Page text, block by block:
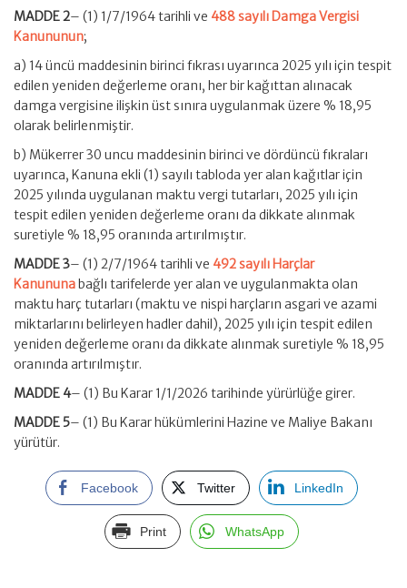
MADDE 2– (1) 1/7/1964 tarihli ve 488 sayılı Damga Vergisi
Kanununun;
a) 14 üncü maddesinin birinci fıkrası uyarınca 2025 yılı için tespit
edilen yeniden değerleme oranı, her bir kağıttan alınacak
damga vergisine ilişkin üst sınıra uygulanmak üzere % 18,95
olarak belirlenmiştir.
b) Mükerrer 30 uncu maddesinin birinci ve dördüncü fıkraları
uyarınca, Kanuna ekli (1) sayılı tabloda yer alan kağıtlar için
2025 yılında uygulanan maktu vergi tutarları, 2025 yılı için
tespit edilen yeniden değerleme oranı da dikkate alınmak
suretiyle % 18,95 oranında artırılmıştır.
MADDE 3– (1) 2/7/1964 tarihli ve 492 sayılı Harçlar
Kanununabağlı tarifelerde yer alan ve uygulanmakta olan
maktu harç tutarları (maktu ve nispi harçların asgari ve azami
miktarlarını belirleyen hadler dahil), 2025 yılı için tespit edilen
yeniden değerleme oranı da dikkate alınmak suretiyle % 18,95
oranında artırılmıştır.
MADDE 4– (1) Bu Karar 1/1/2026 tarihinde yürürlüğe girer.
MADDE 5– (1) Bu Karar hükümlerini Hazine ve Maliye Bakanı
yürütür.
Facebook Twitter LinkedIn
Print WhatsApp